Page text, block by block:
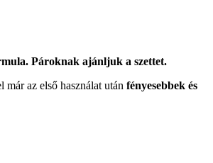
Pároknak ajánljuk a szettet.
már az első használat után fényesebbek és